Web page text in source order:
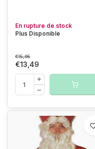
En rupture de stock
Plus Disponible
€15,95
€13,49